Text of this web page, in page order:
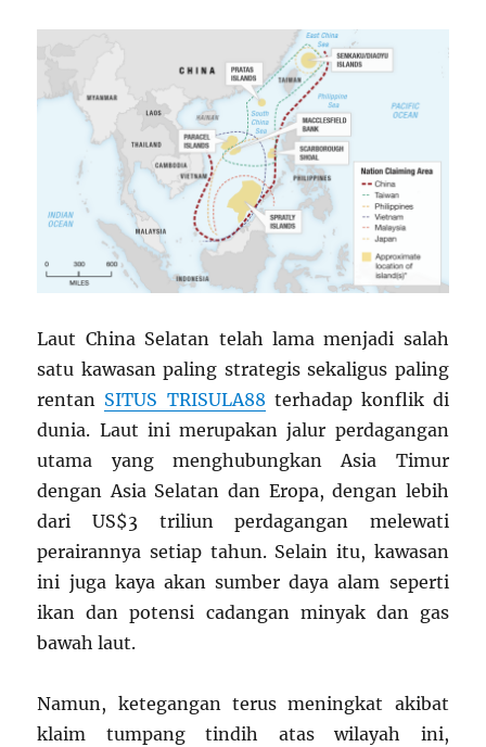
Laut China Selatan telah lama menjadi salah
satu kawasan paling strategis sekaligus paling
rentan SITUS TRISULA88 terhadap konflik di
dunia. Laut ini merupakan jalur perdagangan
utama yang menghubungkan Asia Timur
dengan Asia Selatan dan Eropa, dengan lebih
dari US$3 triliun perdagangan melewati
perairannya setiap tahun. Selain itu, kawasan
ini juga kaya akan sumber daya alam seperti
ikan dan potensi cadangan minyak dan gas
bawah laut.
Namun, ketegangan terus meningkat akibat
klaim tumpang tindih atas wilayah ini,